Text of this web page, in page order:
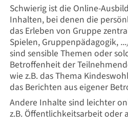
Schwierig ist die Online-
Inhalten, bei denen die
das Erleben von Gruppe
Spielen, Gruppenpädagogik,
sind sensible Themen oder
Betroffenheit der
wie z.B. das Thema
das Berichten aus eigener
Andere Inhalte sind leichter
z.B. Öffentlichkeitsarbeit oder